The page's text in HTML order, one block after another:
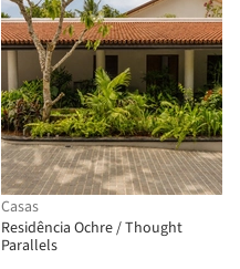
Casas
Residência Ochre / Thought
Parallels